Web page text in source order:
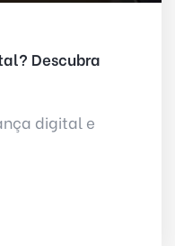
Descubra
digital e